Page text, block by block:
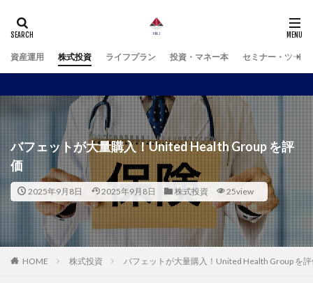
資産運用 株式投資 ライフプラン 投資・マネー本 セミナー・ツール
バフェットが大量購入！United Health Group を評
価
2025年9月8日 2025年9月8日 株式投資 25view
HOME 株式投資 バフェットが大量購入！United Health Group を